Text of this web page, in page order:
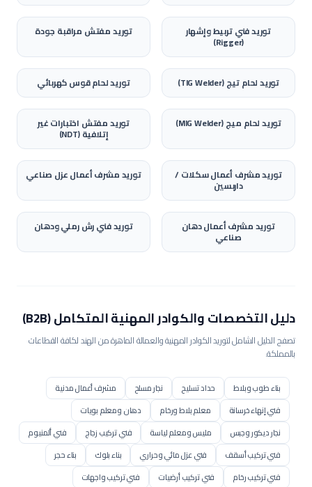
توريدفني تربيط وإشهار
(Rigger)
توريدمفتش مراقبة جودة
توريدلحام تيج (TIG Welder) توريدلحام قوس كهربائي
توريدلحام ميج (MIG Welder) توريدمفتش اختبارات غير
إتلافية (NDT)
توريدمشرف أعمال سكلات /
داربسين
توريدمشرف أعمال عزل صناعي
توريدمشرف أعمال دهان
صناعي
توريدفني رش رملي ودهان
دليل التخصصات والكوادر المهنية المتكامل (B2B)
تصفح الدليل الشامل لتوريد الكوادر المهنية والعمالة الماهرة من الهند لكافة القطاعات
بالمملكة.
بناء طوب وبلاط حداد تسليح نجار مسلح
مشرف أعمال مدنية
فني إنهاء خرسانة
معلم بلاط ورخام
دهان ومعلم بويات
نجار ديكور وجبس
مليس ومعلم لياسة فني تركيب زجاج
فني ألمنيوم
فني تركيب أسقف
فني عزل مائي وحراري بناء بلوك
بناء حجر
فني تركيب رخام
فني تركيب أرضيات
فني تركيب واجهات